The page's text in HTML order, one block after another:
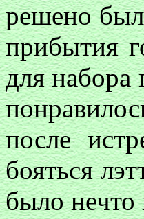
решено
прибытия
для
после
бояться
было нечто